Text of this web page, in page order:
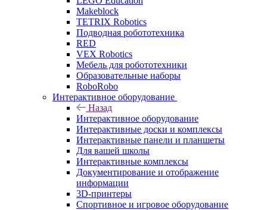
Makeblock
TETRIX Robotics
Подводная робототехника
RED
VEX Robotics
Мебель для робототехники
Образовательные наборы
RoboRobo
Интерактивное оборудование
Назад
Интерактивное оборудование
Интерактивные доски и комплексы
Интерактивные панели и планшеты
Для вашей школы
Интерактивные комплексы
Документирование и отображение
информации
3D-принтеры
Спортивное и игровое оборудование